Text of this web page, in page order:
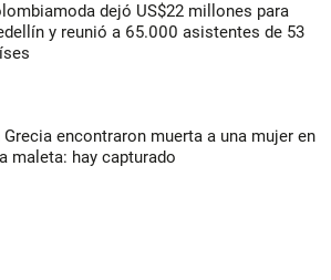
dejó US$22 millones para
y reunió a 65.000 asistentes de 53
Grecia encontraron muerta a una mujer en
maleta: hay capturado